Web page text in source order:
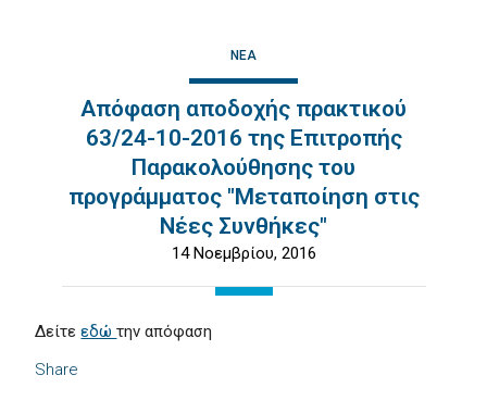
ΝΈΑ
Απόφαση αποδοχής πρακτικού
63/24-10-2016 της Επιτροπής
Παρακολούθησης του
προγράμματος "Μεταποίηση στις
Νέες Συνθήκες"
14 Νοεμβρίου, 2016
Share
Δείτεεδώτην απόφαση